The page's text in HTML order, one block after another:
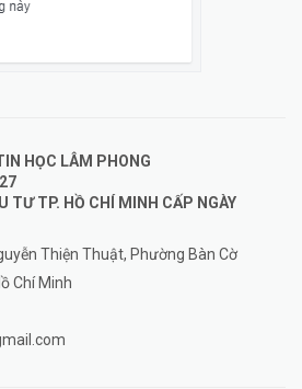
HỌC LÂM PHONG
TƯ TP. HỒ CHÍ MINH CẤP NGÀY
Thiện Thuật, Phường Bàn Cờ
Chí Minh